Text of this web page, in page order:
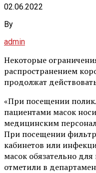
02.06.2022
By
admin
Некоторые
распространением
продолжат
«При посещении
пациентами масок
медицинским
При посещении
кабинетов или
масок обязательно
отметили в